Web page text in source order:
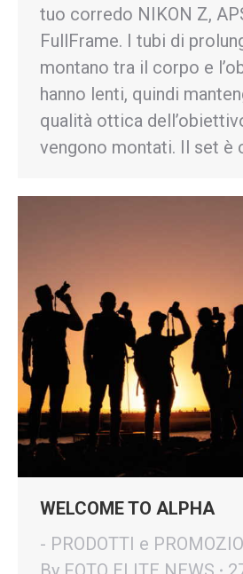
tuo corredo NIKON Z,
FullFrame. I tubi di
montano tra il corpo e
hanno lenti, quindi
qualità ottica
vengono montati. Il set è
WELCOME TO ALPHA
- PRODOTTI e